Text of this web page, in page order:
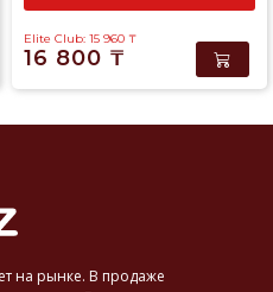
Elite Club: 15 960 ₸
16 800 ₸
на рынке. В продаже